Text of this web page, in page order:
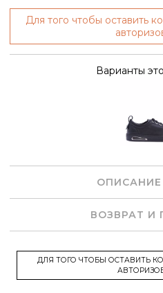
Для того чтобы оставить
Варианты
ВОЗВРАТ И
ДЛЯ ТОГО ЧТОБЫ ОСТАВИТЬ